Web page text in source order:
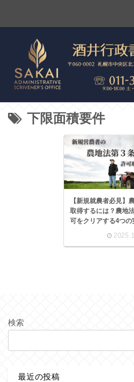
下限面積要件
【新規就農者必見】
取得するには？農地
可をクリアする4つの
検索
最近の投稿